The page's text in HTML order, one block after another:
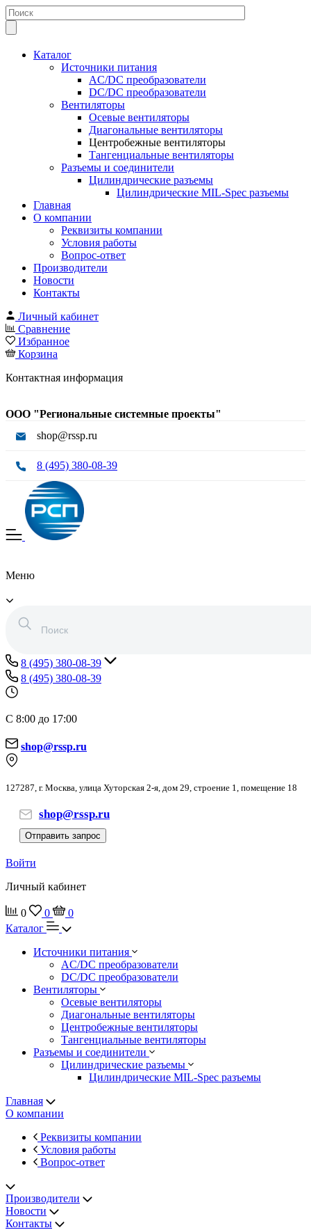
Каталог
Источники питания
AC/DC преобразователи
DC/DC преобразователи
Вентиляторы
Осевые вентиляторы
Диагональные вентиляторы
Центробежные вентиляторы
Тангенциальные вентиляторы
Разъемы и соединители
Цилиндрические разъемы
Цилиндрические MIL-Spec разъемы
Главная
О компании
Реквизиты компании
Условия работы
Вопрос-ответ
Производители
Новости
Контакты
Личный кабинет
Сравнение
Избранное
Корзина
Контактная информация
ООО "Региональные системные проекты"
shop@rssp.ru
8 (495) 380-08-39
Меню
8 (495) 380-08-39
8 (495) 380-08-39
С 8:00 до 17:00
shop@rssp.ru
127287, г. Москва, улица Хуторская 2-я, дом 29, строение 1, помещение 18
shop@rssp.ru
Отправить запрос
Войти
Личный кабинет
0 0
0
Каталог
Источники питания
AC/DC преобразователи
DC/DC преобразователи
Вентиляторы
Осевые вентиляторы
Диагональные вентиляторы
Центробежные вентиляторы
Тангенциальные вентиляторы
Разъемы и соединители
Цилиндрические разъемы
Цилиндрические MIL-Spec разъемы
Главная
О компании
Реквизиты компании
Условия работы
Вопрос-ответ
Производители
Новости
Контакты